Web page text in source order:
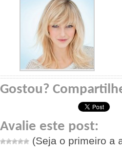
Gostou?
Avalie este post:
(Seja o primeiro a